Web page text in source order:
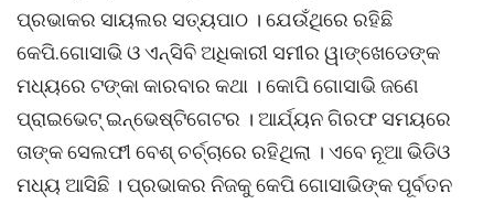
ପ୍ରଭାକର ସାୟଲର ସତ୍ୟପାଠ । ଯେଉଁଥିରେ ରହିଛି
କେପି.ଗୋସାଭି ଓ ଏନ୍ସିବି ଅଧିକାରୀ ସମୀର ୱାଙ୍ଖେଡେଙ୍କ
ମଧ୍ୟରେ ଟଙ୍କା କାରବାର କଥା । କୋପି ଗୋସାଭି ଜଣେ
ପ୍ରାଇଭେଟ୍ ଇନ୍ଭେଷ୍ଟିଗେଟର । ଆର୍ଯ୍ୟନ ଗିରଫ ସମୟରେ
ତାଙ୍କ ସେଲଫୀ ବେଶ୍ ଚର୍ଚ୍ଚାରେ ରହିଥିଲା । ଏବେ ନୂଆ ଭିଡିଓ
ମଧ୍ୟ ଆସିଛି । ପ୍ରଭାକର ନିଜକୁ କେପି ଗୋସାଭିଙ୍କ ପୂର୍ବତନ